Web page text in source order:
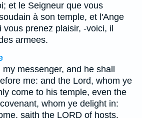
et le Seigneur que vous
à son temple, et l'Ange
prenez plaisir, -voici, il
armees.
messenger, and he shall
me: and the Lord, whom ye
come to his temple, even the
whom ye delight in:
saith the LORD of hosts.